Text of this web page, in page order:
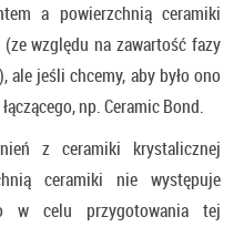
a powierzchnią ceramiki
względu na zawartość fazy
ale jeśli chcemy, aby było ono
np. Ceramic Bond.
z ceramiki krystalicznej
ceramiki nie występuje
w celu przygotowania tej